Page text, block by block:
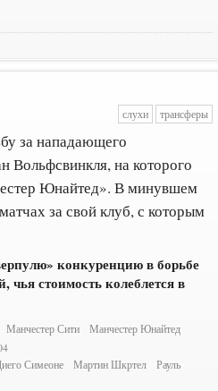
слухи трансферы
за нападающего
Вольфсвинкля, на которого
Юнайтед». В минувшем
за свой клуб, с которым
конкуренцию в борьбе
чья стоимость колеблется в
Манчестер Сити
Манчестер Юнайтед
Симеоне Мартин Шкртел
Рауль